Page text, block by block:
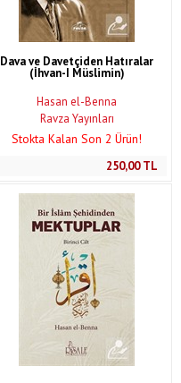
Dava ve Davetçiden Hatıralar
(İhvan-I Müslimin)
Hasan el-Benna
Ravza Yayınları
Stokta Kalan Son 2 Ürün!
250,00TL